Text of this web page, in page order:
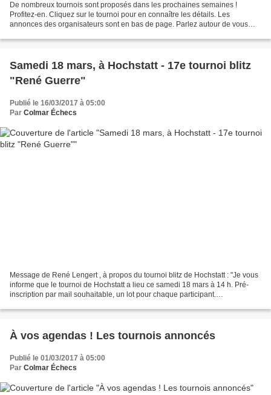
De nombreux tournois sont proposés dans les prochaines semaines !
Profitez-en. Cliquez sur le tournoi pour en connaître les détails. Les
annonces des organisateurs sont en bas de page. Parlez autour de vous
Samedi 18 mars, à Hochstatt - 17e tournoi blitz
"René Guerre"
Publié le 16/03/2017 à 05:00
Par Colmar Échecs
Message de René Lengert , à propos du tournoi blitz de Hochstatt : "Je vous
informe que le tournoi de Hochstatt a lieu ce samedi 18 mars à 14 h. Pré-
inscription par mail souhaitable, un lot pour chaque participant.
À vos agendas ! Les tournois annoncés
Publié le 01/03/2017 à 05:00
Par Colmar Échecs